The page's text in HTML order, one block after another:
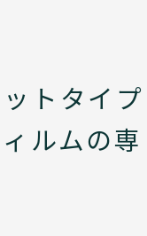
トタイプ
ルムの専